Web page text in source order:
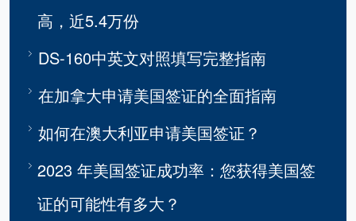
高，近5.4万份
DS-160中英文对照填写完整指南
在加拿大申请美国签证的全面指南
如何在澳大利亚申请美国签证？
2023 年美国签证成功率：您获得美国签
证的可能性有多大？